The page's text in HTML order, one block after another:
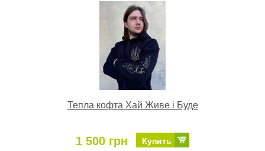
Тепла кофта Хай Живе і Буде
1 500 грн Купить